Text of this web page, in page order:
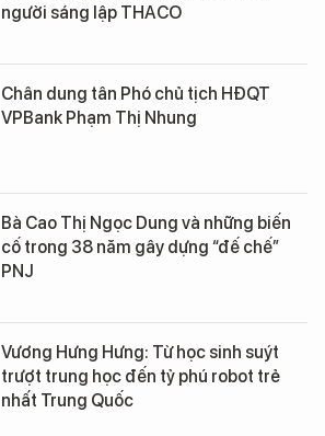
người sáng lập THACO
Chân dung tân Phó chủ tịch HĐQT
VPBank Phạm Thị Nhung
Bà Cao Thị Ngọc Dung và những biến
cố trong 38 năm gây dựng “đế chế”
PNJ
Vương Hưng Hưng: Từ học sinh suýt
trượt trung học đến tỷ phú robot trẻ
nhất Trung Quốc